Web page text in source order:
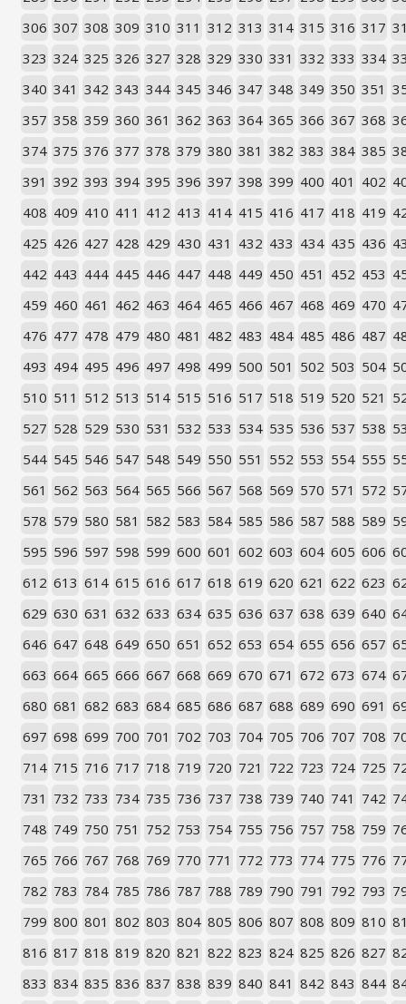
306 307 308 309 310 311 312 313 314 315 316 317
323 324 325 326 327 328 329 330 331 332 333 334
340 341 342 343 344 345 346 347 348 349 350 351
357 358 359 360 361 362 363 364 365 366 367 368
374 375 376 377 378 379 380 381 382 383 384 385
391 392 393 394 395 396 397 398 399 400 401 402
408 409 410 411 412 413 414 415 416 417 418 419
425 426 427 428 429 430 431 432 433 434 435 436
442 443 444 445 446 447 448 449 450 451 452 453
459 460 461 462 463 464 465 466 467 468 469 470
476 477 478 479 480 481 482 483 484 485 486 487
493 494 495 496 497 498 499 500 501 502 503 504
510 511 512 513 514 515 516 517 518 519 520 521
527 528 529 530 531 532 533 534 535 536 537 538
544 545 546 547 548 549 550 551 552 553 554 555
561 562 563 564 565 566 567 568 569 570 571 572
578 579 580 581 582 583 584 585 586 587 588 589
595 596 597 598 599 600 601 602 603 604 605 606
612 613 614 615 616 617 618 619 620 621 622 623
629 630 631 632 633 634 635 636 637 638 639 640
646 647 648 649 650 651 652 653 654 655 656 657
663 664 665 666 667 668 669 670 671 672 673 674
680 681 682 683 684 685 686 687 688 689 690 691
697 698 699 700 701 702 703 704 705 706 707 708
714 715 716 717 718 719 720 721 722 723 724 725
731 732 733 734 735 736 737 738 739 740 741 742
748 749 750 751 752 753 754 755 756 757 758 759
765 766 767 768 769 770 771 772 773 774 775 776
782 783 784 785 786 787 788 789 790 791 792 793
799 800 801 802 803 804 805 806 807 808 809 810
816 817 818 819 820 821 822 823 824 825 826 827
833 834 835 836 837 838 839 840 841 842 843 844